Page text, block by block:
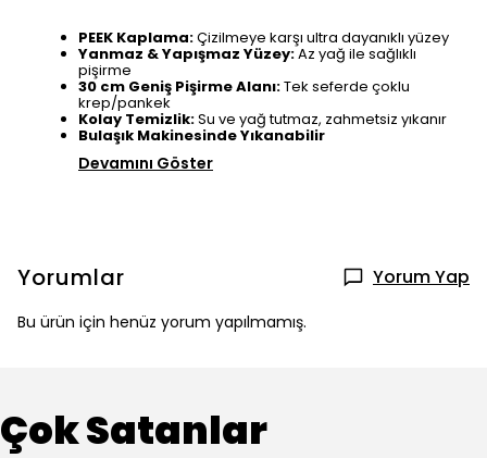
PEEK Kaplama:Çizilmeye karşı ultra dayanıklı yüzey
Yanmaz & Yapışmaz Yüzey:Az yağ ile sağlıklı
pişirme
30 cm Geniş Pişirme Alanı:Tek seferde çoklu
krep/pankek
Kolay Temizlik:Su ve yağ tutmaz, zahmetsiz yıkanır
Bulaşık Makinesinde Yıkanabilir
Devamını Göster
Yorumlar Yorum Yap
Bu ürün için henüz yorum yapılmamış.
Çok Satanlar